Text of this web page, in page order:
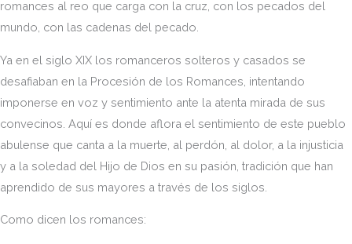
romances al reo que carga con la cruz, con los pecados del
mundo, con las cadenas del pecado.
Ya en el siglo XIX los romanceros solteros y casados se
desafiaban en la Procesión de los Romances, intentando
imponerse en voz y sentimiento ante la atenta mirada de sus
convecinos. Aquí es donde aflora el sentimiento de este pueblo
abulense que canta a la muerte, al perdón, al dolor, a la injusticia
y a la soledad del Hijo de Dios en su pasión, tradición que han
aprendido de sus mayores a través de los siglos.
Como dicen los romances: